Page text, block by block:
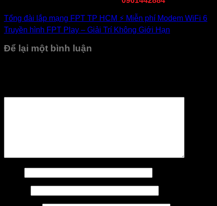
Tổng đài lắp mạng FPT TP HCM ⚡️ Miễn phí Modem WiFi 6
Truyền hình FPT Play – Giải Trí Không Giới Hạn
Để lại một bình luận